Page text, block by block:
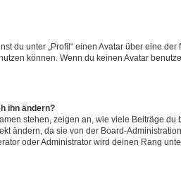
du unter „Profil“ einen Avatar über eine
können. Wenn du keinen Avatar
ihn ändern?
stehen, zeigen an, wie viele Beiträge
ändern, da sie von der Board-
oder Administrator wird deinen Rang